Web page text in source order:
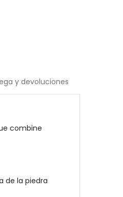
y devoluciones
combine
de la piedra